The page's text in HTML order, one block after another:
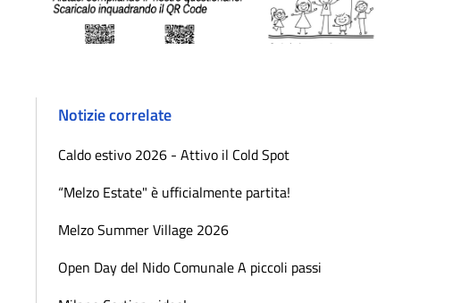
Notizie correlate
Caldo estivo 2026 - Attivo il Cold Spot
“Melzo Estate" è ufficialmente partita!
Melzo Summer Village 2026
Open Day del Nido Comunale A piccoli passi